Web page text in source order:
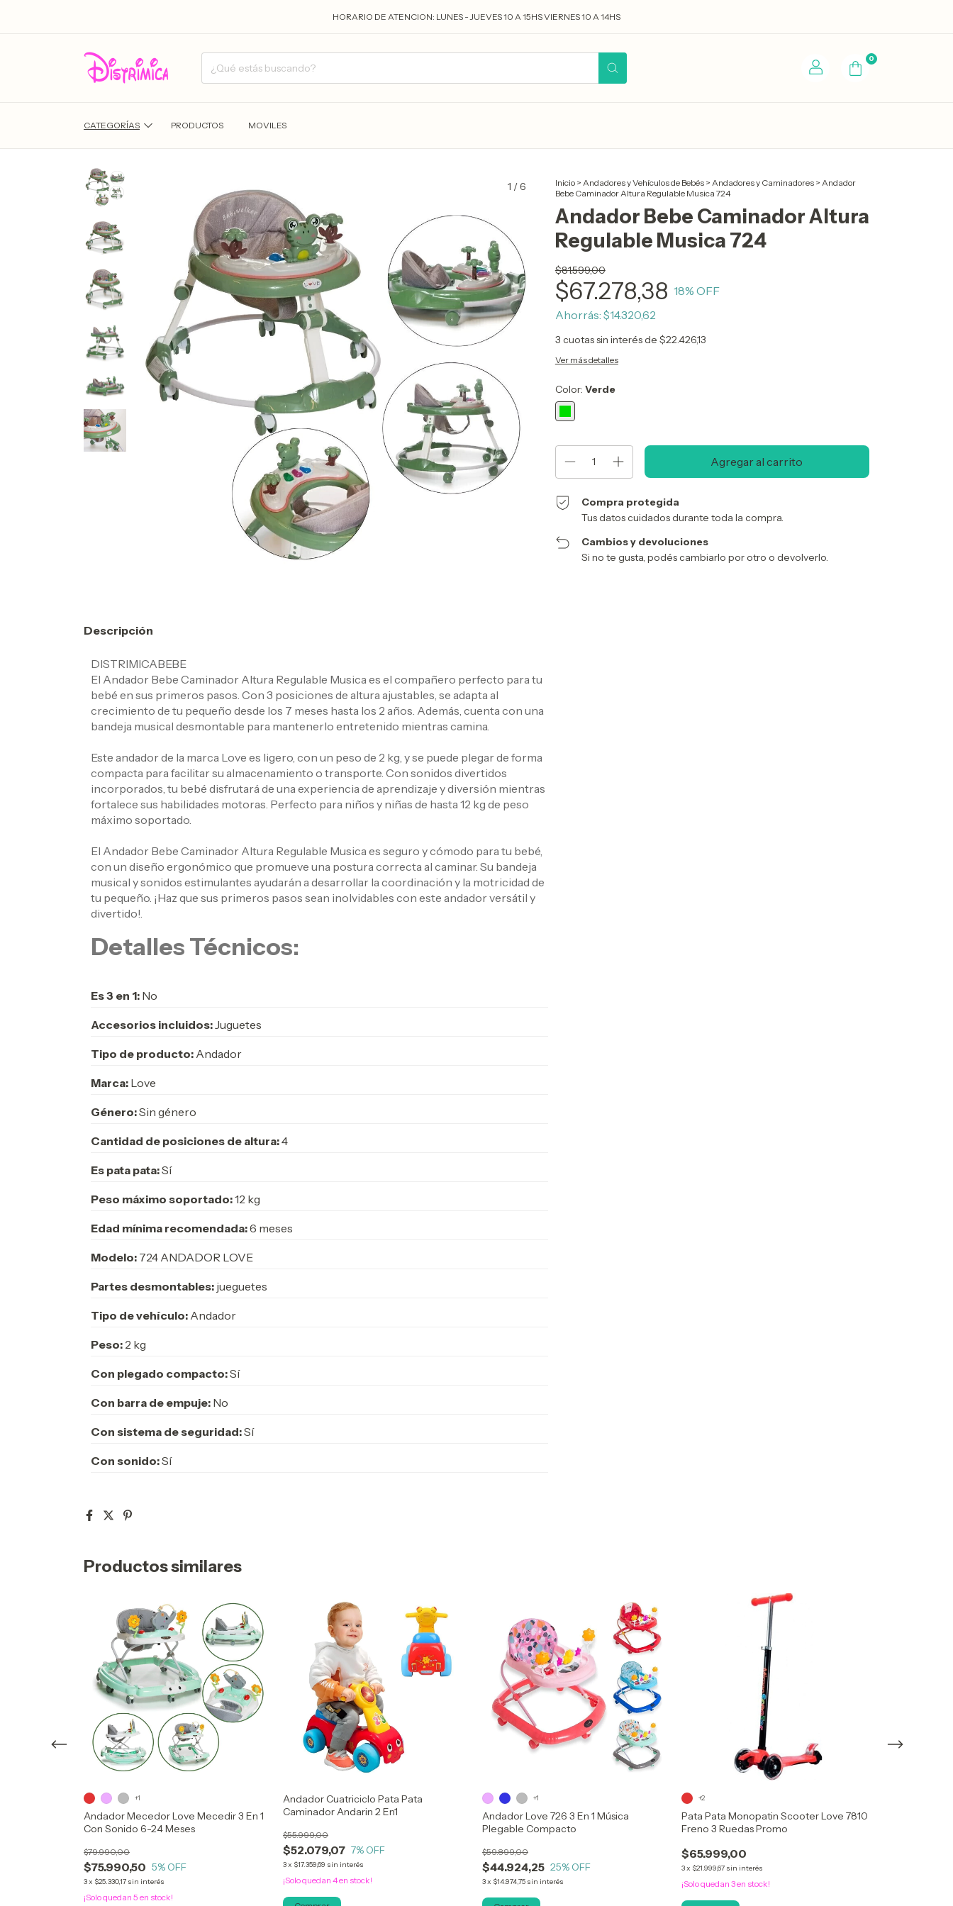
HORARIO DE ATENCION: LUNES - JUEVES 10 A 15HS VIERNES 10 A 14HS
0
CATEGORÍAS PRODUCTOS MOVILES
1 /6 Inicio > Andadores y Vehículos de Bebés > Andadores y Caminadores > Andador
Bebe Caminador Altura Regulable Musica 724
Andador Bebe Caminador Altura
Regulable Musica 724
$81.599,00
$67.278,38 18% OFF
Ahorrás: $14.320,62
3 cuotas sin interés de $22.426,13
Ver más detalles
Color: Verde
Compra protegida
Tus datos cuidados durante toda la compra.
Cambios y devoluciones
Si no te gusta, podés cambiarlo por otro o devolverlo.
Descripción
DISTRIMICABEBE
El Andador Bebe Caminador Altura Regulable Musica es el compañero perfecto para tu
bebé en sus primeros pasos. Con 3 posiciones de altura ajustables, se adapta al
crecimiento de tu pequeño desde los 7 meses hasta los 2 años. Además, cuenta con una
bandeja musical desmontable para mantenerlo entretenido mientras camina.
Este andador de la marca Love es ligero, con un peso de 2 kg, y se puede plegar de forma
compacta para facilitar su almacenamiento o transporte. Con sonidos divertidos
incorporados, tu bebé disfrutará de una experiencia de aprendizaje y diversión mientras
fortalece sus habilidades motoras. Perfecto para niños y niñas de hasta 12 kg de peso
máximo soportado.
El Andador Bebe Caminador Altura Regulable Musica es seguro y cómodo para tu bebé,
con un diseño ergonómico que promueve una postura correcta al caminar. Su bandeja
musical y sonidos estimulantes ayudarán a desarrollar la coordinación y la motricidad de
tu pequeño. ¡Haz que sus primeros pasos sean inolvidables con este andador versátil y
divertido!.
Detalles Técnicos:
Es 3 en 1: No
Accesorios incluidos:Juguetes
Tipo de producto: Andador
Marca: Love
Género:Sin género
Cantidad de posiciones de altura:4
Es pata pata:Sí
Peso máximo soportado:12 kg
Edad mínima recomendada:6 meses
Modelo: 724 ANDADOR LOVE
Partes desmontables: jueguetes
Tipo de vehículo: Andador
Peso: 2 kg
Con plegado compacto:Sí
Con barra de empuje: No
Con sistema de seguridad:Sí
Con sonido:Sí
Productos similares
Andador Mecedor Love Mecedir 3 En 1
Con Sonido 6-24 Meses
$75.990,50
$79.990,00
5% OFF
3x $25.330,17 sin interés
¡Solo quedan 5 en stock!
+1
Andador Cuatriciclo Pata Pata
Caminador Andarin 2 En1
$52.079,07
$55.999,00
7% OFF
3x $17.359,69 sin interés
¡Solo quedan 4en stock!
Andador Love 726 3 En 1 Música
Plegable Compacto
$44.924,25
$59.899,00
25% OFF
3x $14.974,75 sin interés
+1
Pata Pata Monopatin Scooter Love 7810
Freno 3 Ruedas Promo
$65.999,00
3x $21.999,67 sin interés
¡Solo quedan 3en stock!
+2